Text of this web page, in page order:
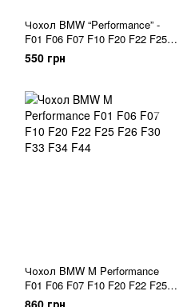
Чохол BMW “Performance” -
F01 F06 F07 F10 F20 F22 F25
F26 F30 F33 F34 F44
550 грн
Чохол BMW M Performance
F01 F06 F07 F10 F20 F22 F25
F26 F30 F33 F34 F44
860 грн